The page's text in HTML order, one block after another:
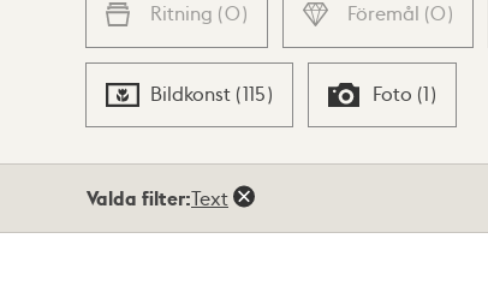
Ritning (0) Föremål (0)
Bildkonst (115) Foto (1)
Valda filter:Text